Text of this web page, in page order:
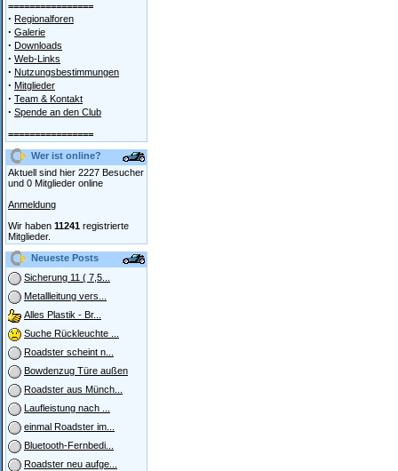
================
· Regionalforen
· Galerie
· Downloads
· Web-Links
· Nutzungsbestimmungen
· Mitglieder
· Team & Kontakt
· Spende an den Club
================
Wer ist online?
Aktuell sind hier 2227 Besucher
und 0 Mitglieder online
Anmeldung
Wir haben 11241 registrierte
Mitglieder.
Neueste Posts
Sicherung 11 ( 7,5...
Metallleitung vers...
Alles Plastik - Br...
Suche Rückleuchte ...
Roadster scheint n...
Bowdenzug Türe außen
Roadster aus Münch...
Laufleistung nach ...
einmal Roadster im...
Bluetooth-Fernbedi...
Roadster neu aufge...